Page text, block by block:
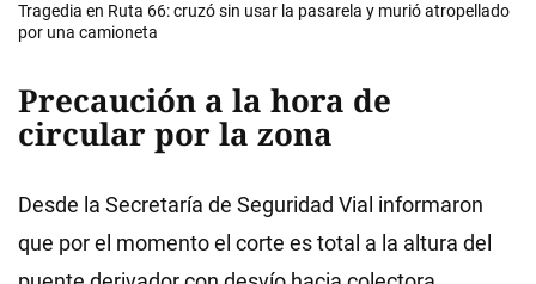
Tragedia en Ruta 66: cruzó sin usar la pasarela y murió atropellado
por una camioneta
Precaución a la hora de
circular por la zona
Desde la Secretaría de Seguridad Vial informaron
que por el momento el corte es total a la altura del